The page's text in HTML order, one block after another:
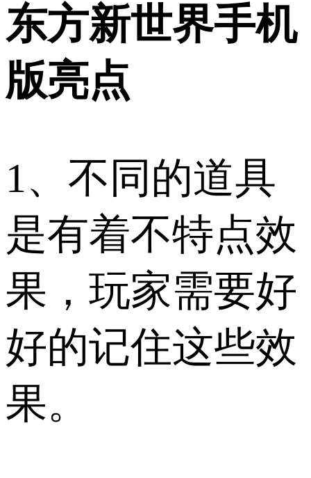
东方新世界手机
版亮点
1、不同的道具
是有着不特点效
果，玩家需要好
好的记住这些效
果。